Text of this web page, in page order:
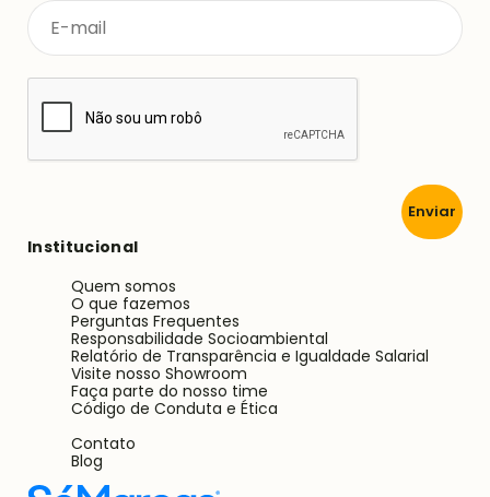
Institucional
Quem somos
O que fazemos
Perguntas Frequentes
Responsabilidade Socioambiental
Relatório de Transparência e Igualdade Salarial
Visite nosso Showroom
Faça parte do nosso time
Código de Conduta e Ética
Contato
Blog
Enviar